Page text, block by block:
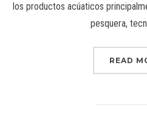
los productos acúaticos
pesquera,
READ